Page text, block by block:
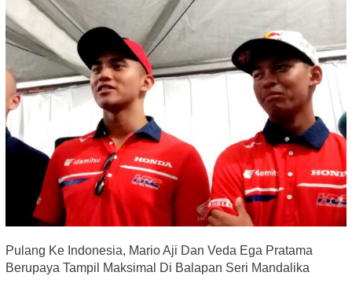
Pulang Ke Indonesia, Mario Aji Dan Veda Ega Pratama
Berupaya Tampil Maksimal Di Balapan Seri Mandalika